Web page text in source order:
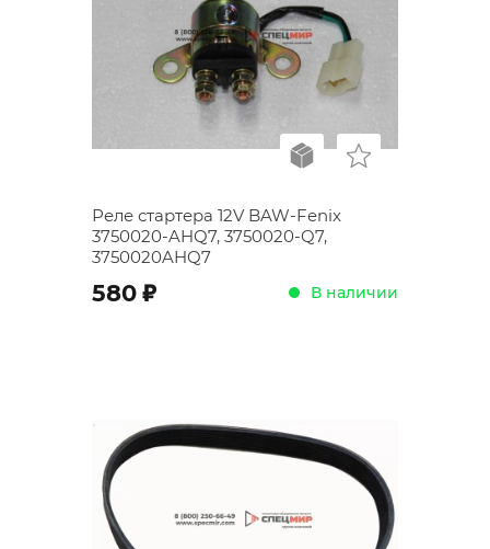
Реле стартера 12V BAW-Fenix
3750020-AHQ7, 3750020-Q7,
3750020AHQ7
580 ; В наличии